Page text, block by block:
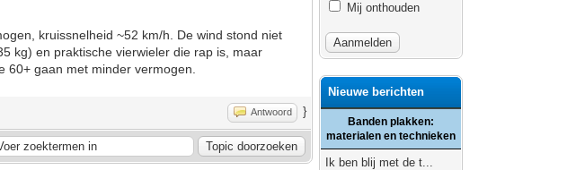
kruissnelheid ~52 km/h. De wind stond niet
kg) en praktische vierwieler die rap is, maar
60+ gaan met minder vermogen.
Antwoord }
Mij onthouden
Nieuwe berichten
Banden plakken:
materialen en technieken
Ik ben blij met de t...